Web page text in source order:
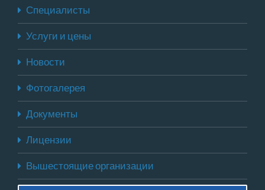
Специалисты
Услуги и цены
Новости
Фотогалерея
Документы
Лицензии
Вышестоящие организации